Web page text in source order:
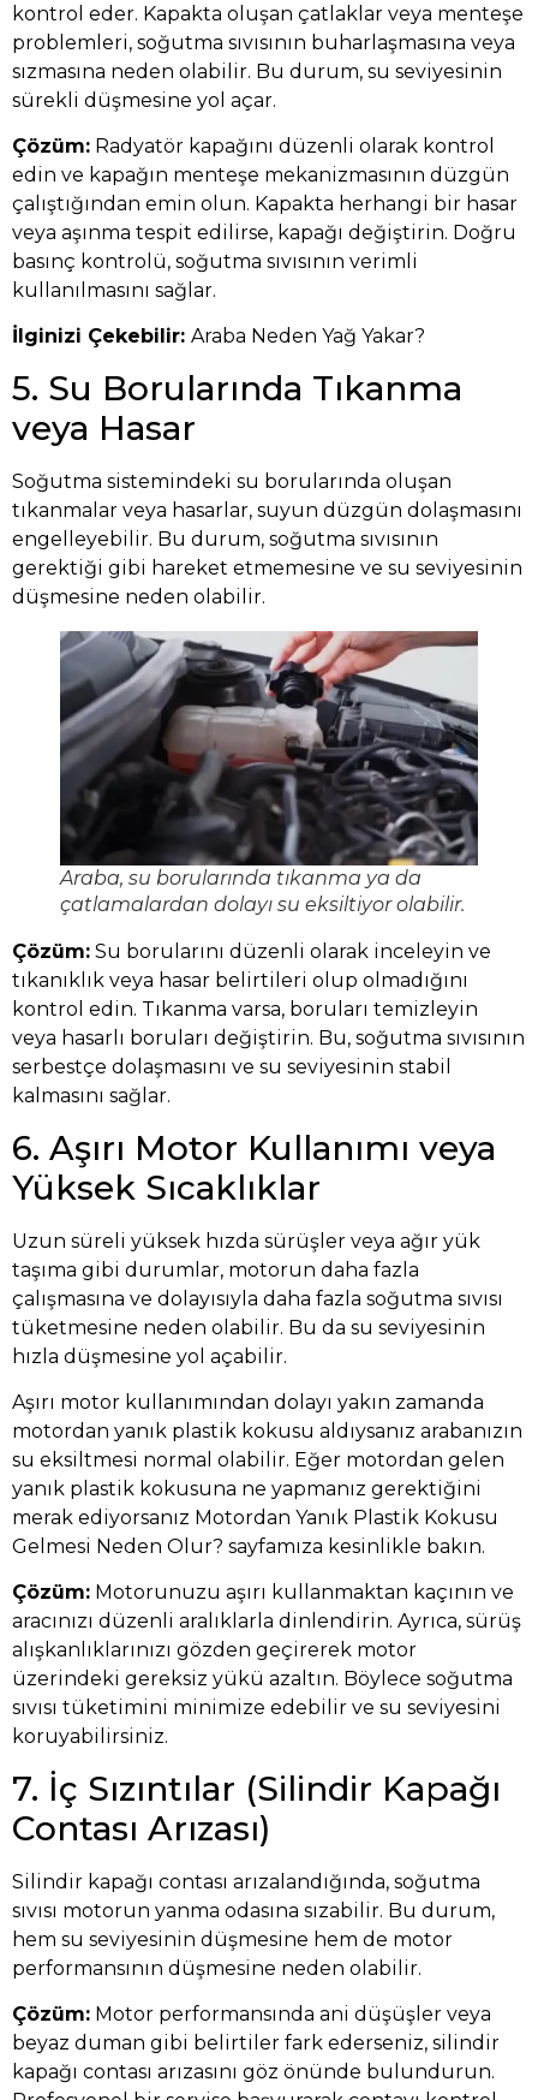
kontrol eder. Kapakta oluşan çatlaklar veya menteşe
problemleri, soğutma sıvısının buharlaşmasına veya
sızmasına neden olabilir. Bu durum, su seviyesinin
sürekli düşmesine yol açar.
Çözüm: Radyatör kapağını düzenli olarak kontrol
edin ve kapağın menteşe mekanizmasının düzgün
çalıştığından emin olun. Kapakta herhangi bir hasar
veya aşınma tespit edilirse, kapağı değiştirin. Doğru
basınç kontrolü, soğutma sıvısının verimli
kullanılmasını sağlar.
İlginizi Çekebilir: Araba Neden Yağ Yakar?
5. Su Borularında Tıkanma
veya Hasar
Soğutma sistemindeki su borularında oluşan
tıkanmalar veya hasarlar, suyun düzgün dolaşmasını
engelleyebilir. Bu durum, soğutma sıvısının
gerektiği gibi hareket etmemesine ve su seviyesinin
düşmesine neden olabilir.
Araba, su borularında tıkanma ya da
çatlamalardan dolayı su eksiltiyor olabilir.
Çözüm: Su borularını düzenli olarak inceleyin ve
tıkanıklık veya hasar belirtileri olup olmadığını
kontrol edin. Tıkanma varsa, boruları temizleyin
veya hasarlı boruları değiştirin. Bu, soğutma sıvısının
serbestçe dolaşmasını ve su seviyesinin stabil
kalmasını sağlar.
6. Aşırı Motor Kullanımı veya
Yüksek Sıcaklıklar
Uzun süreli yüksek hızda sürüşler veya ağır yük
taşıma gibi durumlar, motorun daha fazla
çalışmasına ve dolayısıyla daha fazla soğutma sıvısı
tüketmesine neden olabilir. Bu da su seviyesinin
hızla düşmesine yol açabilir.
Aşırı motor kullanımından dolayı yakın zamanda
motordan yanık plastik kokusu aldıysanız arabanızın
su eksiltmesi normal olabilir. Eğer motordan gelen
yanık plastik kokusuna ne yapmanız gerektiğini
merak ediyorsanız Motordan Yanık Plastik Kokusu
Gelmesi Neden Olur? sayfamıza kesinlikle bakın.
Çözüm: Motorunuzu aşırı kullanmaktan kaçının ve
aracınızı düzenli aralıklarla dinlendirin. Ayrıca, sürüş
alışkanlıklarınızı gözden geçirerek motor
üzerindeki gereksiz yükü azaltın. Böylece soğutma
sıvısı tüketimini minimize edebilir ve su seviyesini
koruyabilirsiniz.
7. İç Sızıntılar (Silindir Kapağı
Contası Arızası)
Silindir kapağı contası arızalandığında, soğutma
sıvısı motorun yanma odasına sızabilir. Bu durum,
hem su seviyesinin düşmesine hem de motor
performansının düşmesine neden olabilir.
Çözüm: Motor performansında ani düşüşler veya
beyaz duman gibi belirtiler fark ederseniz, silindir
kapağı contası arızasını göz önünde bulundurun.